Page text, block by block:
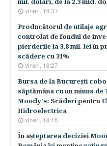
vineri, 18:31
Producătorul de utilaje
controlat de fondul de
pierderile la 3,8 mil. lei în
scădere cu 31%
vineri, 18:27
Bursa de la Bucureşti
săptămâna cu un minus
Moody's: Scăderi pentru
Hidroelectrica
vineri, 18:16
În aşteptarea deciziei